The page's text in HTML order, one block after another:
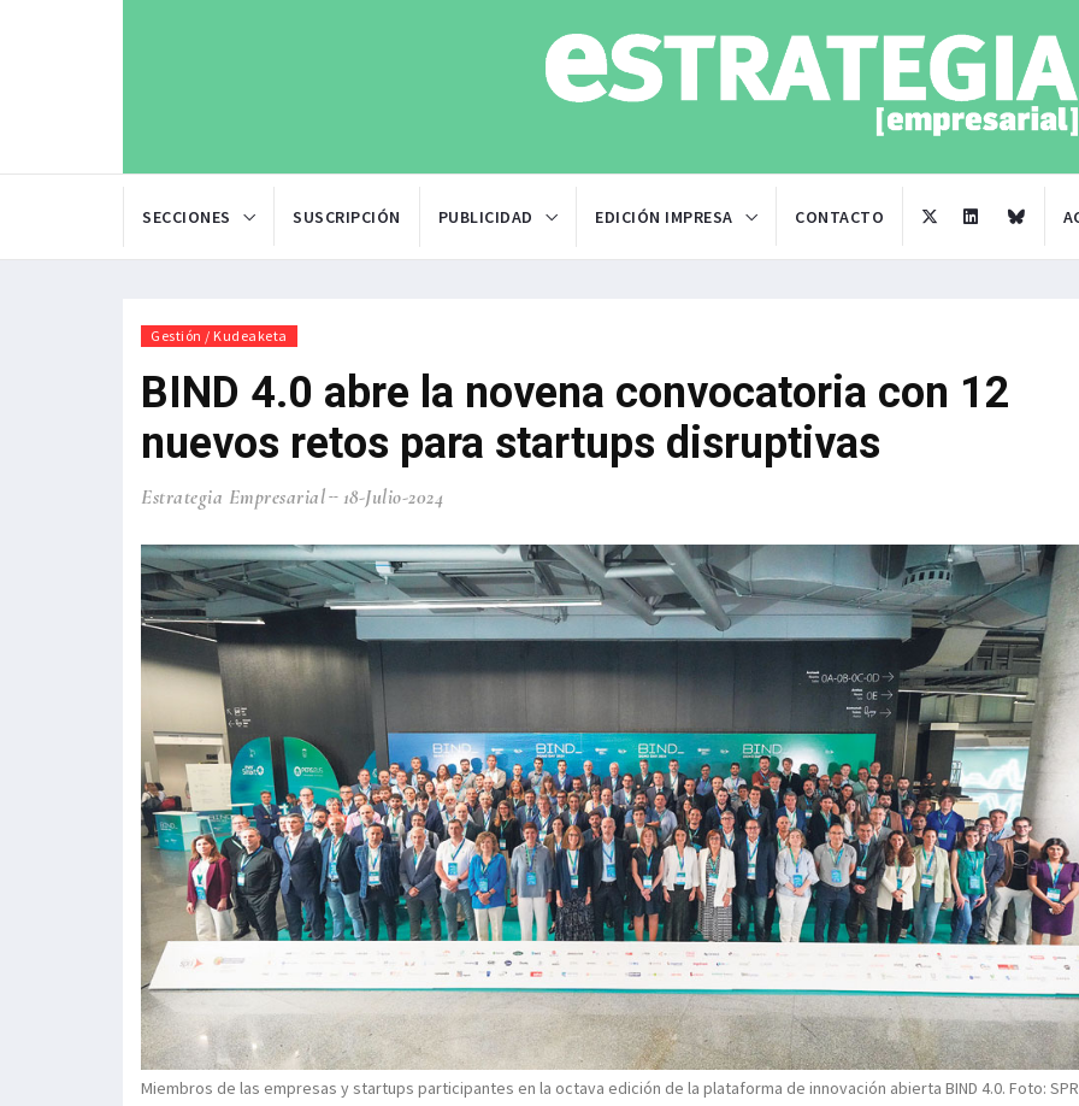
SECCIONES SUSCRIPCIÓN PUBLICIDAD EDICIÓN IMPRESA CONTACTO
Gestión / Kudeaketa
BIND 4.0 abre la novena convocatoria con 12
nuevos retos para startups disruptivas
Estrategia Empresarial 18-Julio-2024
Miembros de las empresas y startups participantes en la octava edición de la plataforma de innovación abierta BIND 4.0. Foto: